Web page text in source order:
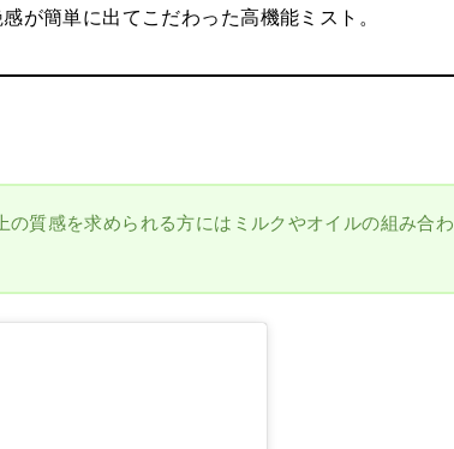
が簡単に出てこだわった高機能ミスト。
の質感を求められる方にはミルクやオイルの組み合わ